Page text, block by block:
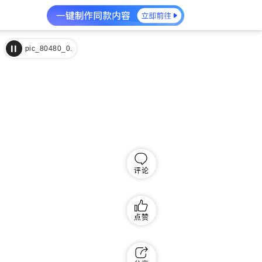
殇 (大提琴曲)|徐嘉良|http://imgcache.qq.com/music/photo/
评论
点赞